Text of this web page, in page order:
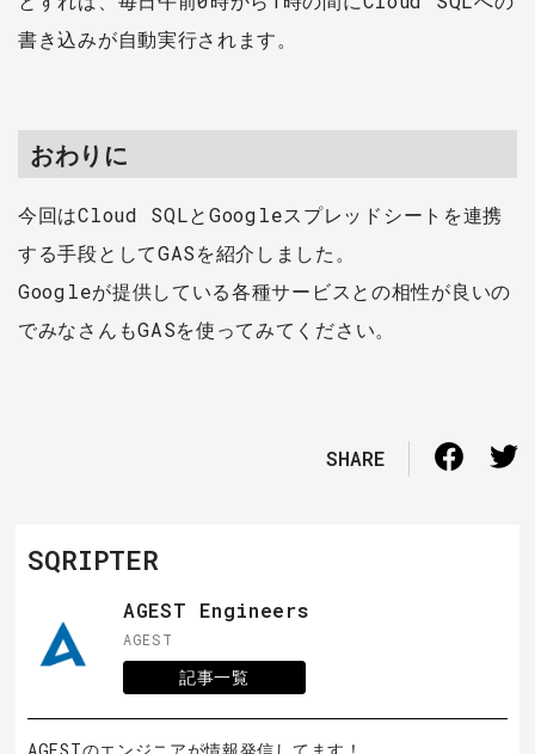
書き込みが自動実行されます。
おわりに
今回はCloud SQLとGoogleスプレッドシートを連携
する手段としてGASを紹介しました。
Googleが提供している各種サービスとの相性が良いの
でみなさんもGASを使ってみてください。
SHARE
SQRIPTER
AGEST Engineers
AGEST
記事一覧
AGESTのエンジニアが情報発信してます！